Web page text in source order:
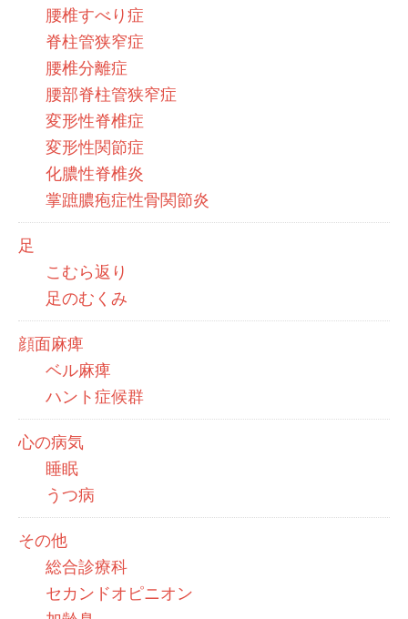
腰椎すべり症
脊柱管狭窄症
腰椎分離症
腰部脊柱管狭窄症
変形性脊椎症
変形性関節症
化膿性脊椎炎
掌蹠膿疱症性骨関節炎
足
こむら返り
足のむくみ
顔面麻痺
ベル麻痺
ハント症候群
心の病気
睡眠
うつ病
その他
総合診療科
セカンドオピニオン